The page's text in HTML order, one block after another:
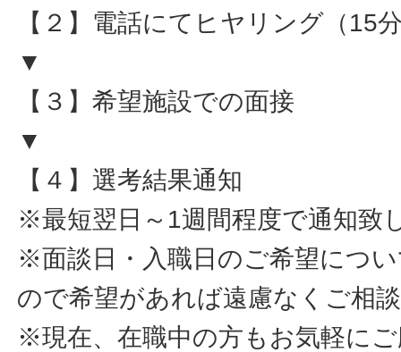
【２】電話にてヒヤリング（15
▼
【３】希望施設での面接
▼
【４】選考結果通知
※最短翌日～1週間程度で通知致
※面談日・入職日のご希望につ
ので希望があれば遠慮なくご相
※現在、在職中の方もお気軽に